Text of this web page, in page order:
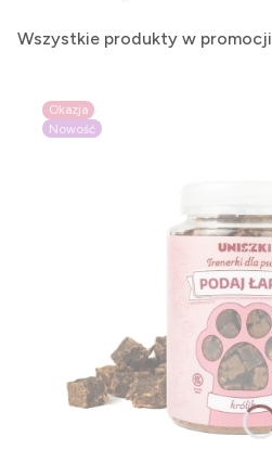
Wszystkie produkty w promocji
Okazja
Nowość